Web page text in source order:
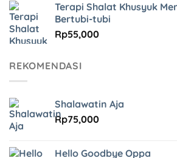
Terapi Shalat Khusyuk
Bertubi-tubi
Rp55,000
REKOMENDASI
Shalawatin Aja
Rp75,000
Hello Goodbye Oppa